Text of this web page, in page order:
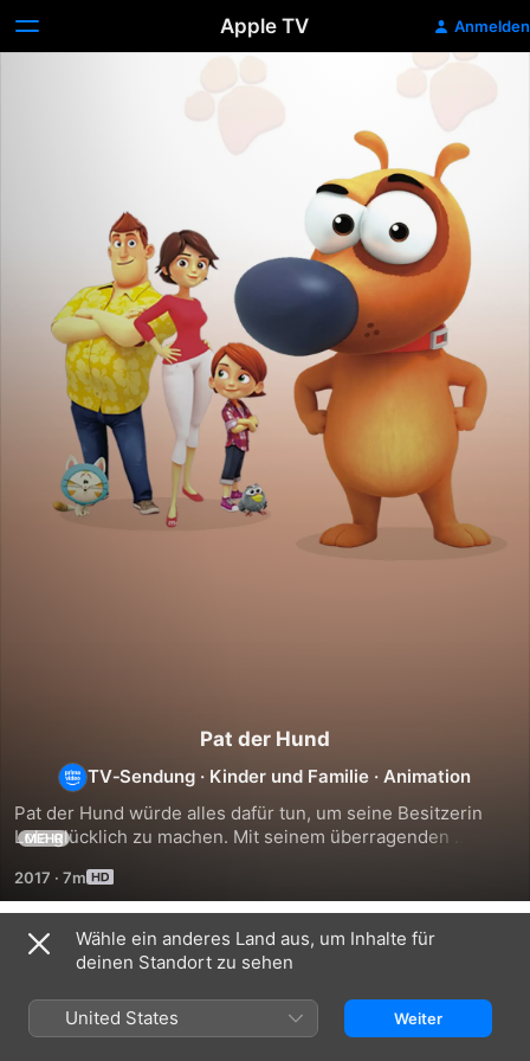
Apple TV Anmelden
Pat der Hund
TV‑Sendung · Kinder und Familie ·Animation
Pat der Hund würde alles dafür tun, um seine Besitzerin
Lola glücklich zu machen. Mit seinem überragenden
ihrer beider Alltag zu bringen.
MEHR
2017 · 7m
Staffel 1
Wähle ein anderes Land aus, um Inhalte für
deinen Standort zu sehen
United States Weiter